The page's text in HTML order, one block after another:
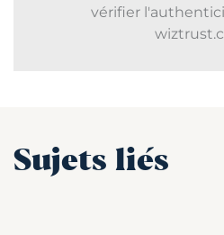
vérifier
Sujets liés